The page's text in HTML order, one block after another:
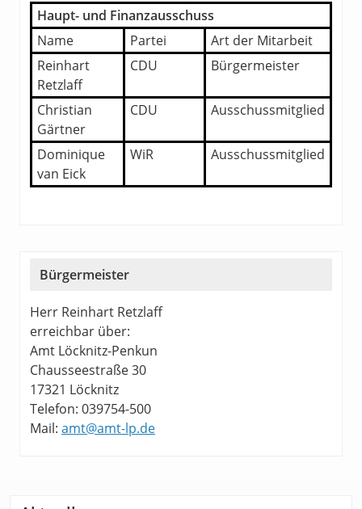
Haupt- und Finanzausschuss
Name
Partei
Art der Mitarbeit
Reinhart
Retzlaff
CDU Bürgermeister
Christian
Gärtner
CDU Ausschussmitglied
Dominique
van Eick
WiR Ausschussmitglied
Bürgermeister
Herr Reinhart Retzlaff
erreichbar über:
Amt Löcknitz-Penkun
Chausseestraße 30
17321 Löcknitz
Telefon: 039754-500
Mail: amt@amt-lp.de